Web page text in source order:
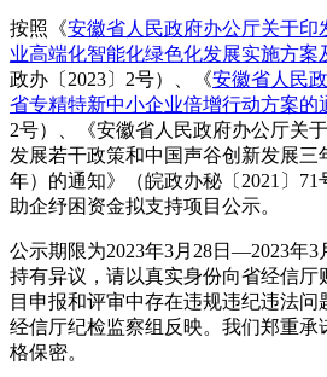
按照《安徽省人民政府办公厅关于印
业高端化智能化绿色化发展实施方案
政办〔2023〕2号）、《安徽省人民
省专精特新中小企业倍增行动方案的
2号）、《安徽省人民政府办公厅关
发展若干政策和中国声谷创新发展三
年）的通知》（皖政办秘〔2021〕71
助企纾困资金拟支持项目公示。
公示期限为2023年3月28日—2023年3
持有异议，请以真实身份向省经信厅
目申报和评审中存在违规违纪违法
经信厅纪检监察组反映。我们郑重承
格保密。